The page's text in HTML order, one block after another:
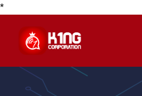
*
content